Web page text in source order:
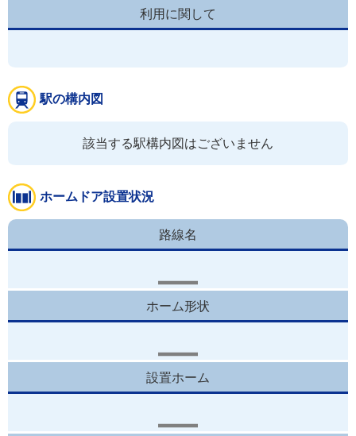
利用に関して
駅の構内図
該当する駅構内図はございません
ホームドア設置状況
路線名
ホーム形状
設置ホーム